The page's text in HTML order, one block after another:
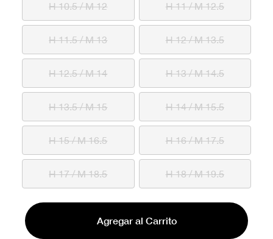
H 10.5 / M 12 H 11 / M 12.5
H 11.5 / M 13 H 12 / M 13.5
H 12.5 / M 14 H 13 / M 14.5
H 13.5 / M 15 H 14 / M 15.5
H 15 / M 16.5 H 16 / M 17.5
H 17 / M 18.5 H 18 / M 19.5
Agregar al Carrito